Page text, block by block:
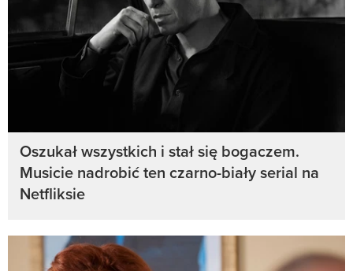
Oszukał wszystkich i stał się bogaczem.
Musicie nadrobić ten czarno-biały serial na
Netfliksie